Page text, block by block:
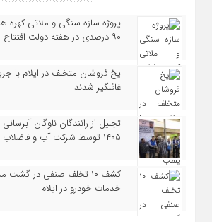
پروژه سازه سنگی و ملاتی کهره
۹۰ درصدی در هفته دولت افتتاح می شود
یخ‌ فروشان متخلف در ایلام با
غافلگیر شدند
تجلیل از رانندگان ناوگان
۱۴۰۵ توسط شرکت آب و فاضلاب استان ایلام
کشف ۱۰ تخلف صنفی در گشت
خدمات خودرو در ایلام